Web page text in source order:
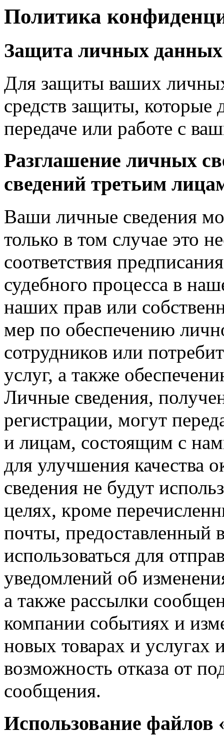
Политика
Защита личных данных
Для защиты ваших
средств защиты, которые
передаче или работе с
Разглашение личных
сведений третьим
Ваши личные сведения
только в том случае это
соответствия
судебного процесса в
наших прав или
мер по обеспечению
сотрудников или
услуг, а также
Личные сведения,
регистрации, могут
и лицам, состоящим с
для улучшения качества
сведения не будут
целях, кроме
почты, предоставленный
использоваться для
уведомлений об
а также рассылки
компании событиях и
новых товарах и услугах
возможность отказа от
сообщения.
Использование файлов